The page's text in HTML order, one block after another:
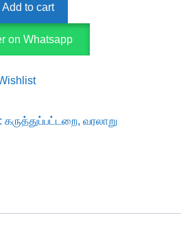
Add to cart
on Whatsapp
கருத்துப்பட்டறை, வரலாறு